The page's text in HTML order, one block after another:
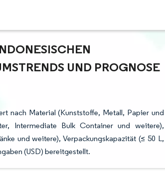
I
UND PROGNOSE (
nach Material (Kunststoffe, Metall, Papier und
Intermediate Bulk Container und weitere),
und weitere), Verpackungskapazität (≤ 50 L,
(USD) bereitgestellt.